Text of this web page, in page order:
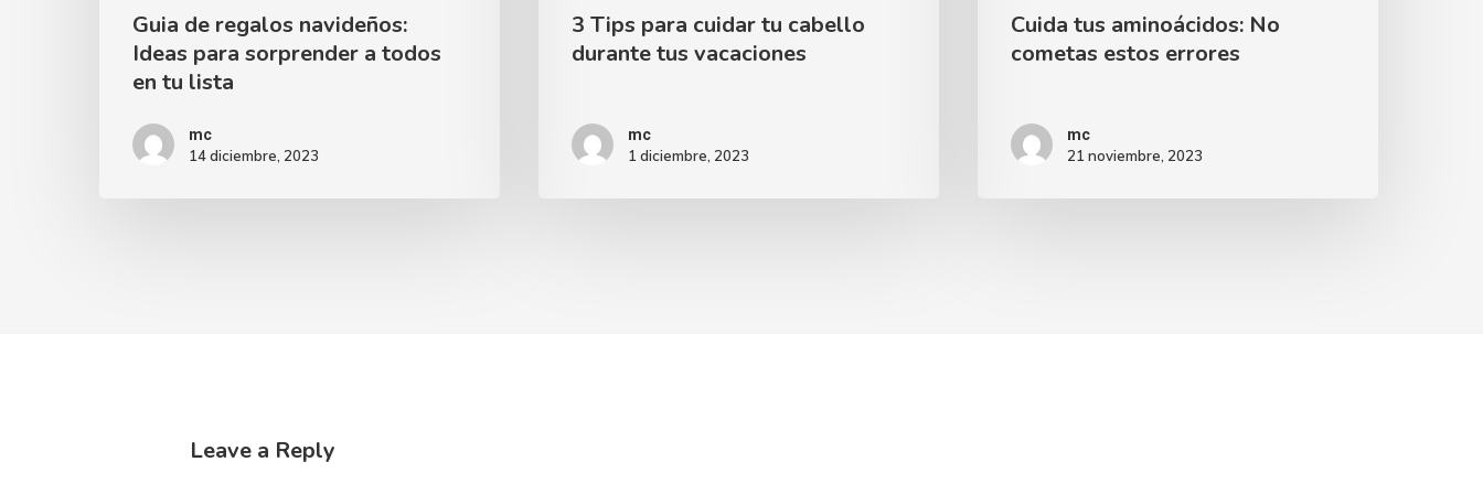
Guia de regalos navideños:
Ideas para sorprender a todos
en tu lista
mc
14 diciembre, 2023
3 Tips para cuidar tu cabello
durante tus vacaciones
mc
1 diciembre, 2023
Cuida tus aminoácidos: No
cometas estos errores
mc
21 noviembre, 2023
Leave a Reply